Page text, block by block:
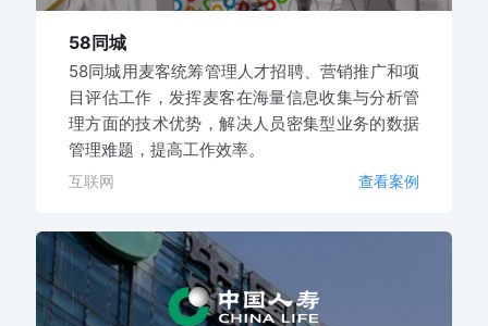
58同城
58同城用麦客统筹管理人才招聘、营销推广和项
目评估工作，发挥麦客在海量信息收集与分析管
理方面的技术优势，解决人员密集型业务的数据
管理难题，提高工作效率。
互联网 查看案例